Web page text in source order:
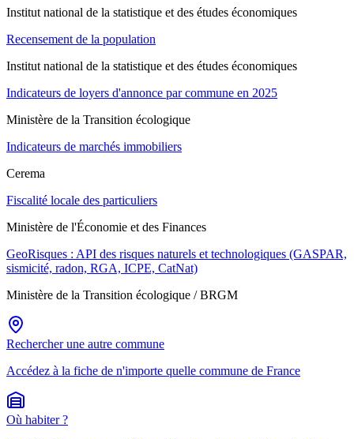
Institut national de la statistique et des études économiques
Recensement de la population
Institut national de la statistique et des études économiques
Indicateurs de loyers d'annonce par commune en 2025
Ministère de la Transition écologique
Indicateurs de marchés immobiliers
Cerema
Fiscalité locale des particuliers
Ministère de l'Économie et des Finances
GeoRisques : API des risques naturels et technologiques (GASPAR,
sismicité, radon, RGA, ICPE, CatNat)
Ministère de la Transition écologique / BRGM
Rechercher une autre commune
Accédez à la fiche de n'importe quelle commune de France
Où habiter ?